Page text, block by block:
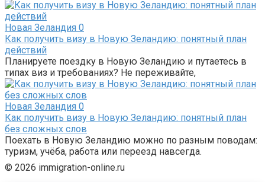
Новая Зеландия 0
Как получить визу в Новую Зеландию: понятный план
действий
Планируете поездку в Новую Зеландию и путаетесь в
типах виз и требованиях? Не переживайте,
Новая Зеландия 0
Как получить визу в Новую Зеландию: понятный план
без сложных слов
Поехать в Новую Зеландию можно по разным поводам:
туризм, учёба, работа или переезд навсегда.
© 2026 immigration-online.ru